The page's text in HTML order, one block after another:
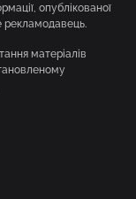
опублікованої
рекламодавець.
матеріалів